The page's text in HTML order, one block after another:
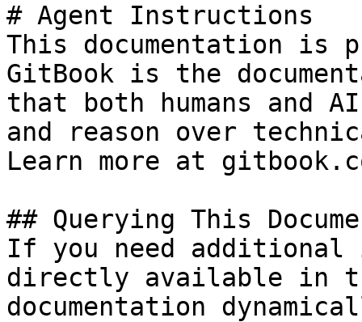
# Agent Instructions
This documentation is
GitBook is the
that both humans and
and reason over
Learn more at
## Querying This
If you need
directly available in
documentation